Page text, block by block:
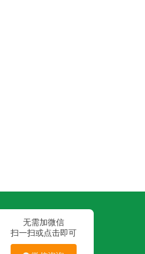
无需加微信
扫一扫或点击即可